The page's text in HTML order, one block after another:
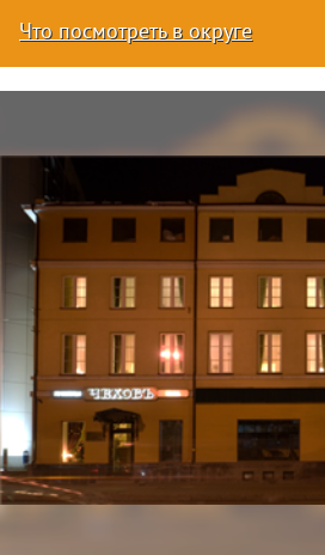
Что посмотреть в округе